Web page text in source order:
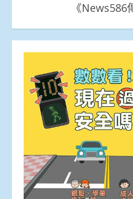
《News586